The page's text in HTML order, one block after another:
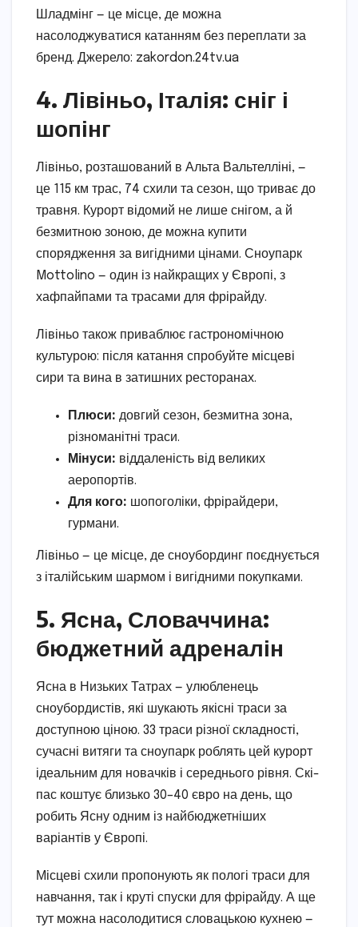
Шладмінг — це місце, де можна
насолоджуватися катанням без переплати за
бренд. Джерело: zakordon.24tv.ua
4. Лівіньо, Італія: сніг і
шопінг
Лівіньо, розташований в Альта Вальтелліні, —
це 115 км трас, 74 схили та сезон, що триває до
травня. Курорт відомий не лише снігом, а й
безмитною зоною, де можна купити
спорядження за вигідними цінами. Сноупарк
Mottolino — один із найкращих у Європі, з
хафпайпами та трасами для фрірайду.
Лівіньо також приваблює гастрономічною
культурою: після катання спробуйте місцеві
сири та вина в затишних ресторанах.
Плюси: довгий сезон, безмитна зона,
різноманітні траси.
Мінуси: віддаленість від великих
аеропортів.
Для кого: шопоголіки, фрірайдери,
гурмани.
Лівіньо — це місце, де сноубординг поєднується
з італійським шармом і вигідними покупками.
5. Ясна, Словаччина:
бюджетний адреналін
Ясна в Низьких Татрах — улюбленець
сноубордистів, які шукають якісні траси за
доступною ціною. 33 траси різної складності,
сучасні витяги та сноупарк роблять цей курорт
ідеальним для новачків і середнього рівня. Скі-
пас коштує близько 30–40 євро на день, що
робить Ясну одним із найбюджетніших
варіантів у Європі.
Місцеві схили пропонують як пологі траси для
навчання, так і круті спуски для фрірайду. А ще
тут можна насолодитися словацькою кухнею —